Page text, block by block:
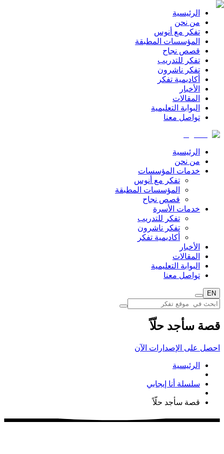
الرئيسية
من نحن
تفكر مع أنوس
المؤسسات المطبقة
قصص نجاح
تفكر للتدريب
تفكر ناشرون
أكاديمية تفكر
الأخبار
المقالات
البوابة التعليمية
تواصل معنا
الرئيسية
من نحن
خدمات المؤسسات
تفكر مع أنوس
المؤسسات المطبقة
قصص نجاح
خدمات الأسرة
تفكر للتدريب
تفكر ناشرون
أكاديمية تفكر
الأخبار
المقالات
البوابة التعليمية
تواصل معنا
EN
قصة سأجد حلّاً
احصل على الإصدارات الآن
الرئيسية
سلسلة أنا إيجابي
قصة سأجد حلّاً